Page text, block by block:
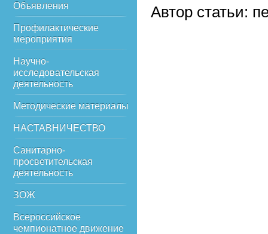
Объявления
Профилактические
мероприятия
Научно-
исследовательская
деятельность
Методические материалы
НАСТАВНИЧЕСТВО
Санитарно-
просветительская
деятельность
ЗОЖ
Всероссийское
чемпионатное движение
Автор статьи: